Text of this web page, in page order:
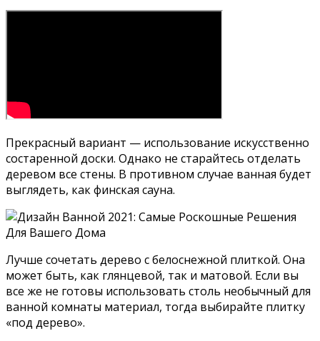
Прекрасный вариант — использование искусственно
состаренной доски. Однако не старайтесь отделать
деревом все стены. В противном случае ванная будет
выглядеть, как финская сауна.
Лучше сочетать дерево с белоснежной плиткой. Она
может быть, как глянцевой, так и матовой. Если вы
все же не готовы использовать столь необычный для
ванной комнаты материал, тогда выбирайте плитку
«под дерево».